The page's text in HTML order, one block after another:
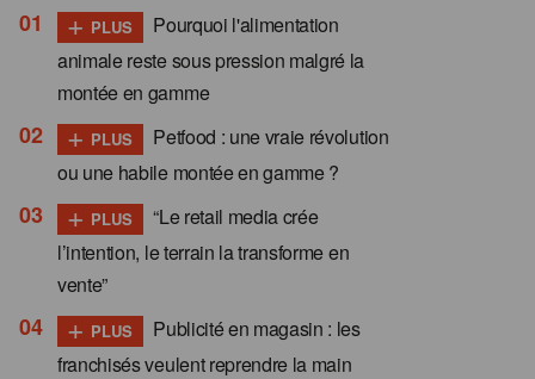
+ PLUS
Pourquoi l'alimentation
animale reste sous pression malgré la
montée en gamme
+ PLUS
Petfood : une vraie révolution
ou une habile montée en gamme ?
+ PLUS
“Le retail media crée
l’intention, le terrain la transforme en
vente”
+ PLUS
Publicité en magasin : les
franchisés veulent reprendre la main